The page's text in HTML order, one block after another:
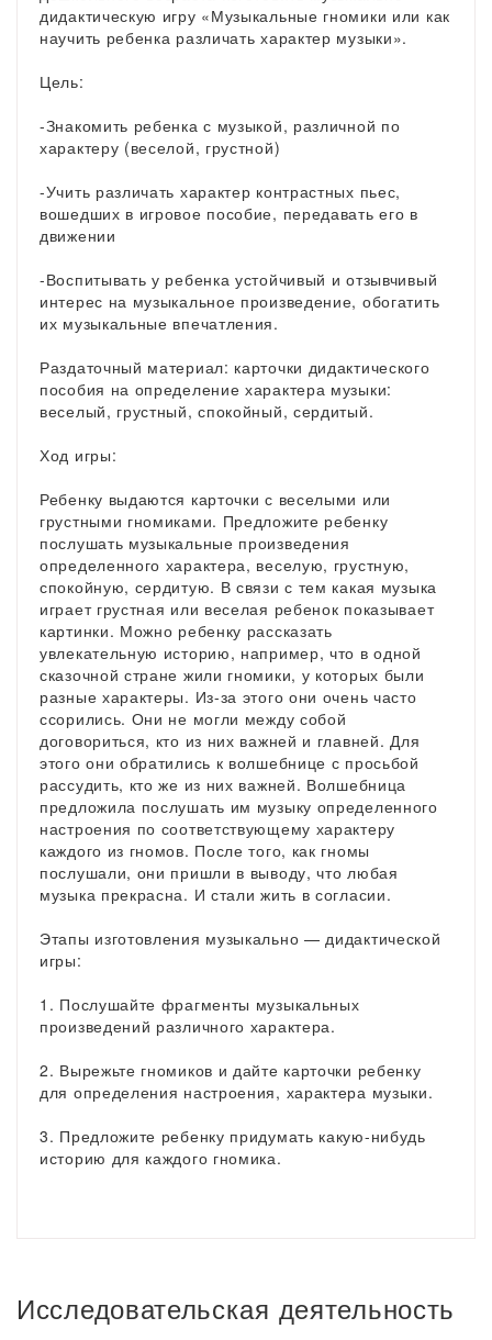
дидактическую игру «Музыкальные гномики или как
научить ребенка различать характер музыки».
Цель:
-Знакомить ребенка с музыкой, различной по
характеру (веселой, грустной)
-Учить различать характер контрастных пьес,
вошедших в игровое пособие, передавать его в
движении
-Воспитывать у ребенка устойчивый и отзывчивый
интерес на музыкальное произведение, обогатить
их музыкальные впечатления.
Раздаточный материал: карточки дидактического
пособия на определение характера музыки:
веселый, грустный, спокойный, сердитый.
Ход игры:
Ребенку выдаются карточки с веселыми или
грустными гномиками. Предложите ребенку
послушать музыкальные произведения
определенного характера, веселую, грустную,
спокойную, сердитую. В связи с тем какая музыка
играет грустная или веселая ребенок показывает
картинки. Можно ребенку рассказать
увлекательную историю, например, что в одной
сказочной стране жили гномики, у которых были
разные характеры. Из-за этого они очень часто
ссорились. Они не могли между собой
договориться, кто из них важней и главней. Для
этого они обратились к волшебнице с просьбой
рассудить, кто же из них важней. Волшебница
предложила послушать им музыку определенного
настроения по соответствующему характеру
каждого из гномов. После того, как гномы
послушали, они пришли в выводу, что любая
музыка прекрасна. И стали жить в согласии.
Этапы изготовления музыкально — дидактической
игры:
1. Послушайте фрагменты музыкальных
произведений различного характера.
2. Вырежьте гномиков и дайте карточки ребенку
для определения настроения, характера музыки.
3. Предложите ребенку придумать какую-нибудь
историю для каждого гномика.
Исследовательская деятельность